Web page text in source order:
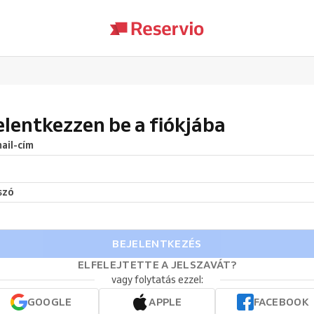
be a fiókjába
cím
BEJELENTKEZÉS
ELFELEJTETTE A JELSZAVÁT?
vagy folytatás ezzel:
GOOGLE
APPLE
FACEBOOK